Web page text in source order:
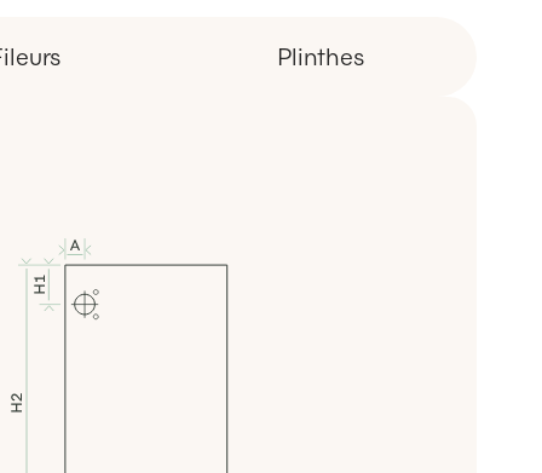
Plinthes